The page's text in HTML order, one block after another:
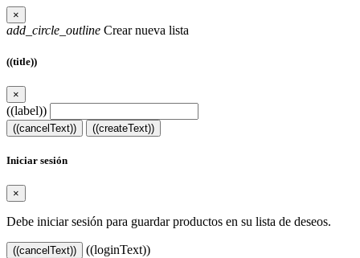
×
add_circle_outline Crear nueva lista
((title))
×
((label))
((cancelText)) ((createText))
Iniciar sesión
×
Debe iniciar sesión para guardar productos en su lista de deseos.
((cancelText))
((loginText))